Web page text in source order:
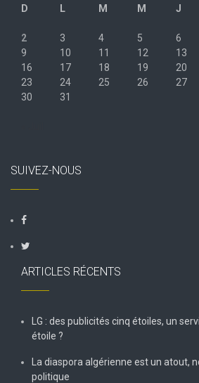
D
L M M J
2
3 4 5 6
9
10 11 12 13
16
17 18 19 20
23
24 25 26 27
30
31
SUIVEZ-NOUS
ARTICLES RÉCENTS
LG : des publicités cinq étoiles, un
étoile ?
La diaspora algérienne est un atout,
politique